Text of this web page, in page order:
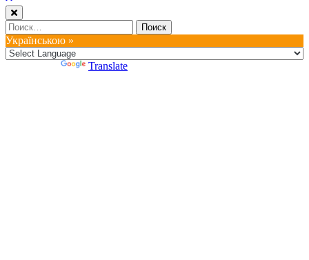
Найти:
Українською »
Translate